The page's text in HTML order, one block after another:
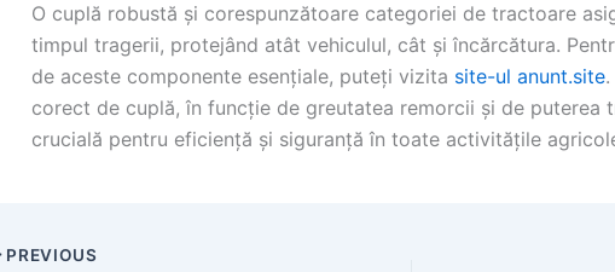
O cuplă robustă și corespunzătoare categoriei de tractoare
timpul tragerii, protejând atât vehiculul, cât și încărcătura.
de aceste componente esențiale, puteți vizita site-ul anunt.site
corect de cuplă, în funcție de greutatea remorcii și de puterea
crucială pentru eficiență și siguranță în toate activitățile
PREVIOUS